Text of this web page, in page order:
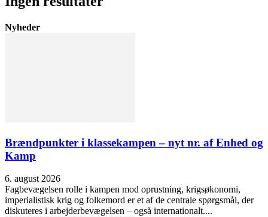
Nyheder
Brændpunkter i klassekampen – nyt nr. af Enhed og
Kamp
6. august 2026
Fagbevægelsen rolle i kampen mod oprustning, krigsøkonomi,
imperialistisk krig og folkemord er et af de centrale spørgsmål, der
diskuteres i arbejderbevægelsen – også internationalt....